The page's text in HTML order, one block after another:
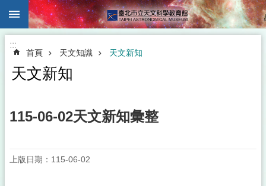
跳到主要內容區塊
:::
首頁 天文知識 天文新知
天文新知
115-06-02天文新知彙整
上版日期：115-06-02